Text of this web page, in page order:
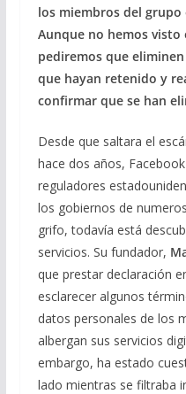
los miembros del
Aunque no hemos visto
pediremos que
que hayan retenido y
confirmar que se han
Desde que saltara el
hace dos años,
reguladores
los gobiernos de
grifo, todavía está
servicios. Su fundador,
que prestar declaración
esclarecer algunos
datos personales de los
albergan sus servicios
embargo, ha estado
lado mientras se filtraba